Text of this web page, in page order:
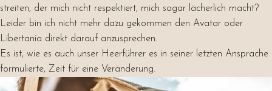
streiten, der mich nicht respektiert, mich sogar lächerlich macht?
Leider bin ich nicht mehr dazu gekommen den Avatar oder
Libertania direkt darauf anzusprechen.
Es ist, wie es auch unser Heerführer es in seiner letzten Ansprache
formulierte, Zeit für eine Veränderung.